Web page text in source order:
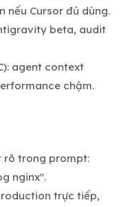
nếu Cursor đủ dùng.
beta, audit
agent context
chậm.
rõ trong prompt:
nginx".
trực tiếp,